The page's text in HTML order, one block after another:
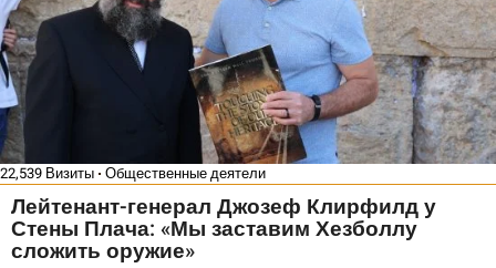
22,539 Визиты Общественные деятели
Лейтенант-генерал Джозеф Клирфилд у
Стены Плача: «Мы заставим Хезболлу
сложить оружие»